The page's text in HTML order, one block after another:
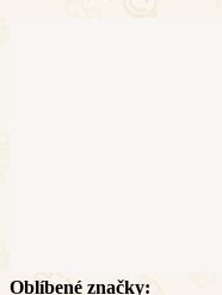
Oblíbené značky: